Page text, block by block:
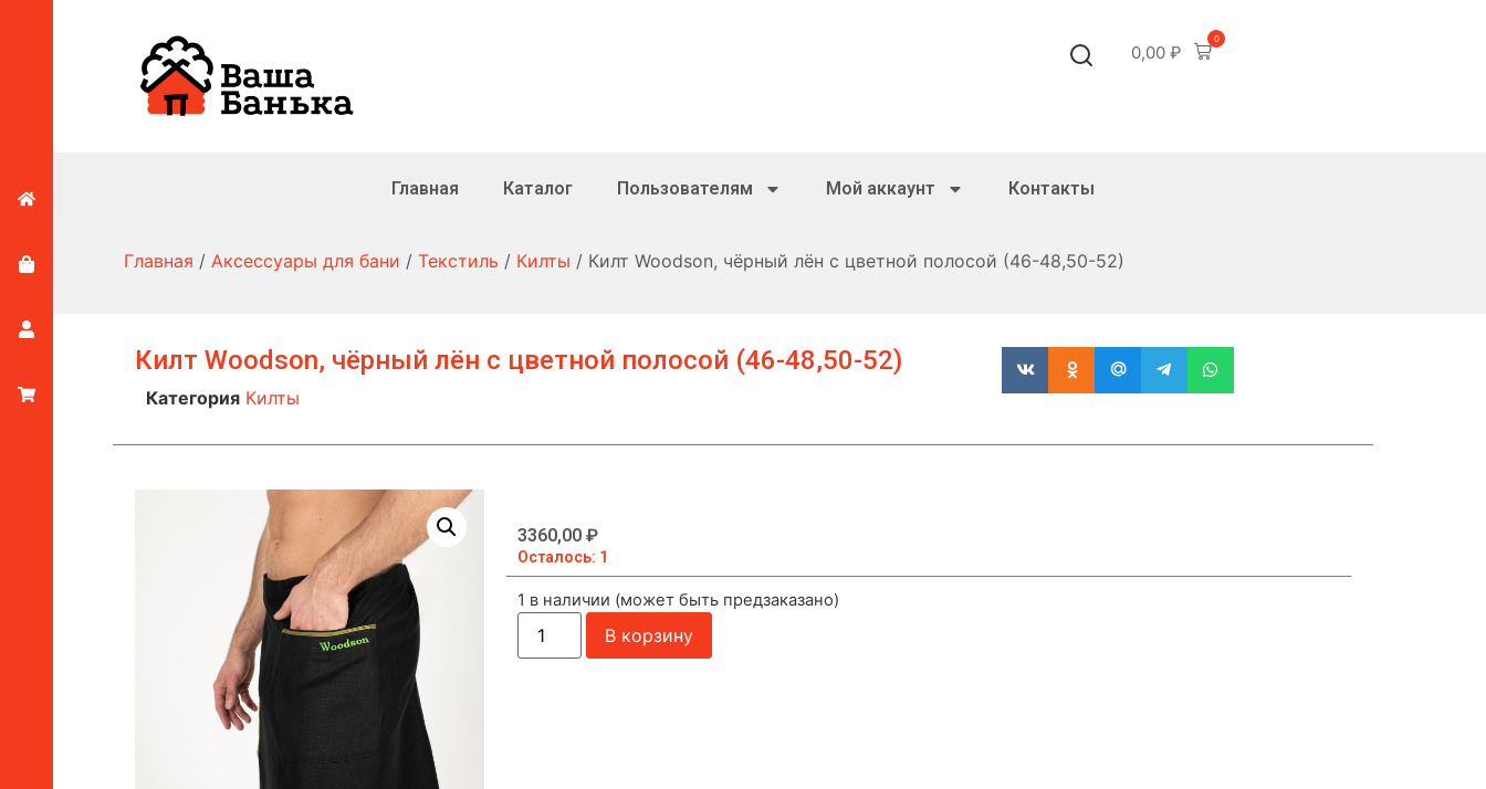
0,00 ₽
0
Главная Каталог Пользователям Мой аккаунт Контакты
Главная / Аксессуары для бани / Текстиль / Килты / Килт Woodson, чёрный лён с цветной полосой (46-48,50-52)
Килт Woodson, чёрный лён с цветной полосой (46-48,50-52)
Категория Килты
3360,00 ₽
Осталось: 1
1 в наличии (может быть предзаказано)
В корзину